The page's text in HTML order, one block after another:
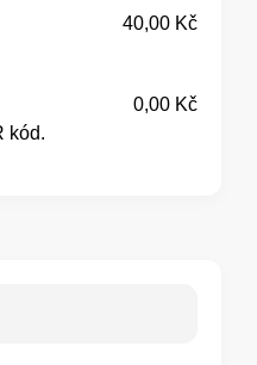
40,00 Kč
kód.
0,00 Kč